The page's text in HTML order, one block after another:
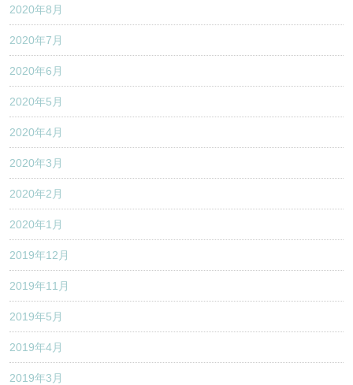
2020年8月
2020年7月
2020年6月
2020年5月
2020年4月
2020年3月
2020年2月
2020年1月
2019年12月
2019年11月
2019年5月
2019年4月
2019年3月